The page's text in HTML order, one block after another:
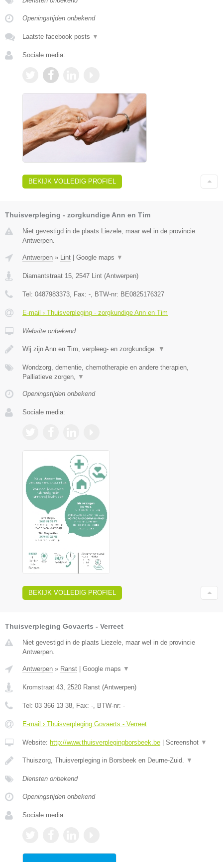
Openingstijden onbekend
Laatste facebook posts ▼
Sociale media:
BEKIJK VOLLEDIG PROFIEL
Thuisverpleging - zorgkundige Ann en Tim
Niet gevestigd in de plaats Liezele, maar wel in de provincie
Antwerpen.
Antwerpen » Lint | Google maps ▼
Diamantstraat 15 2547 Lint (Antwerpen)
Tel: 0487983373 , Fax: - , BTW-nr: BE0825176327
E-mail › Thuisverpleging - zorgkundige Ann en Tim
Website onbekend
Wij zijn Ann en Tim, verpleeg- en zorgkundige. ▼
Wondzorg, dementie, chemotherapie en andere therapien,
Palliatieve zorgen,
▼
Openingstijden onbekend
Sociale media:
BEKIJK VOLLEDIG PROFIEL
Thuisverpleging Govaerts - Verreet
Niet gevestigd in de plaats Liezele, maar wel in de provincie
Antwerpen.
Antwerpen » Ranst Google maps ▼
Kromstraat 43 2520 Ranst (Antwerpen)
Tel: 03 366 13 38 , Fax: - , BTW-nr: -
E-mail › Thuisverpleging Govaerts - Verreet
Website: http://www.thuisverplegingborsbeek.be Screenshot ▼
Thuiszorg, Thuisverpleging in Borsbeek en Deurne-Zuid. ▼
Diensten onbekend
Openingstijden onbekend
Sociale media: